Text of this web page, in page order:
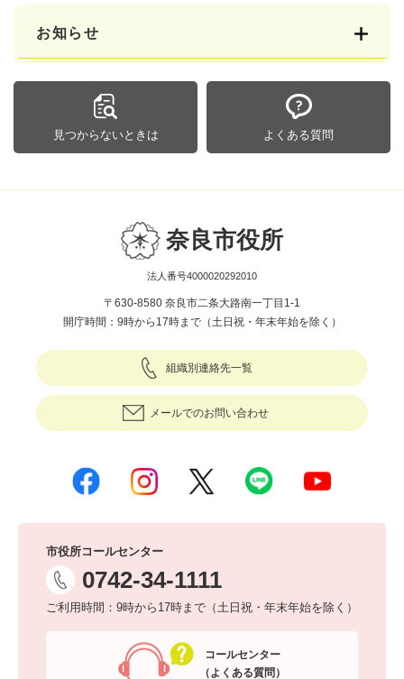
お知らせ
見つからないときは よくある質問
奈良市役所
法人番号4000020292010
〒630-8580 奈良市二条大路南一丁目1-1
開庁時間：9時から17時まで（土日祝・年末年始を除く）
組織別連絡先一覧
メールでのお問い合わせ
市役所コールセンター
0742-34-1111
ご利用時間：9時から17時まで（土日祝・年末年始を除く）
コールセンター
（よくある質問）